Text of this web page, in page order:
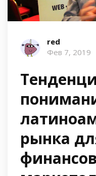
red
Фев 7, 2019
рынка